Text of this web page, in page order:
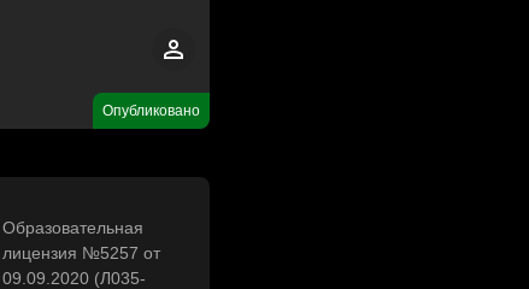
Опубликовано
Образовательная
лицензия №5257 от
09.09.2020 (Л035-